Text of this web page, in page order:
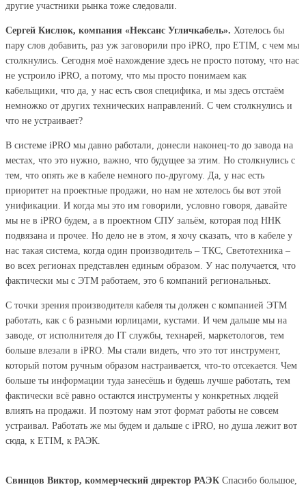
другие участники рынка тоже следовали.
Сергей Кислюк, компания «Нексанс Угличкабель». Хотелось бы
пару слов добавить, раз уж заговорили про iPRO, про ETIM, с чем мы
столкнулись. Сегодня моё нахождение здесь не просто потому, что нас
не устроило iPRO, а потому, что мы просто понимаем как
кабельщики, что да, у нас есть своя специфика, и мы здесь отстаём
немножко от других технических направлений. С чем столкнулись и
что не устраивает?
В системе iPRO мы давно работали, донесли наконец-то до завода на
местах, что это нужно, важно, что будущее за этим. Но столкнулись с
тем, что опять же в кабеле немного по-другому. Да, у нас есть
приоритет на проектные продажи, но нам не хотелось бы вот этой
унификации. И когда мы это им говорили, условно говоря, давайте
мы не в iPRO будем, а в проектном СПУ зальём, которая под ННК
подвязана и прочее. Но дело не в этом, я хочу сказать, что в кабеле у
нас такая система, когда один производитель – ТКС, Светотехника –
во всех регионах представлен единым образом. У нас получается, что
фактически мы с ЭТМ работаем, это 6 компаний региональных.
С точки зрения производителя кабеля ты должен с компанией ЭТМ
работать, как с 6 разными юрлицами, кустами. И чем дальше мы на
заводе, от исполнителя до IT службы, технарей, маркетологов, тем
больше влезали в iPRO. Мы стали видеть, что это тот инструмент,
который потом ручным образом настраивается, что-то отсекается. Чем
больше ты информации туда занесёшь и будешь лучше работать, тем
фактически всё равно остаются инструменты у конкретных людей
влиять на продажи. И поэтому нам этот формат работы не совсем
устраивал. Работать же мы будем и дальше с iPRO, но душа лежит вот
сюда, к ETIM, к РАЭК.
Свинцов Виктор, коммерческий директор РАЭК Спасибо большое,